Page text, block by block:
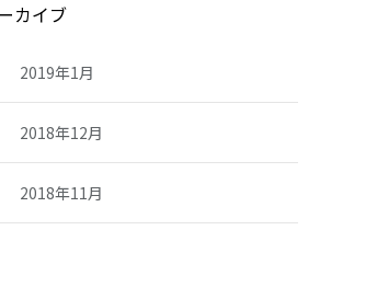
カイブ
2019年1月
2018年12月
2018年11月